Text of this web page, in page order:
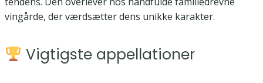
vingårde, der værdsætter dens unikke karakter.
Vigtigste appellationer